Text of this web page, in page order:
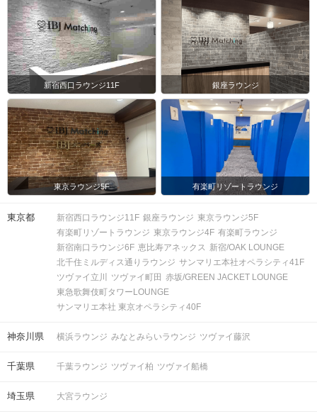
新宿西口ラウンジ11F 銀座ラウンジ
東京ラウンジ5F 有楽町リゾートラウンジ
東京都 新宿西口ラウンジ11F 銀座ラウンジ 東京ラウンジ5F
有楽町リゾートラウンジ 東京ラウンジ4F 有楽町ラウンジ
新宿南口ラウンジ6F 恵比寿アネックス 新宿/OAK LOUNGE
北千住ミルディス通りラウンジ サンマリエ本社オペラシティ41F
ツヴァイ立川
ツヴァイ町田 赤坂/GREEN JACKET LOUNGE
東急歌舞伎町タワーLOUNGE
サンマリエ本社 東京オペラシティ40F
神奈川県 横浜ラウンジ みなとみらいラウンジ ツヴァイ藤沢
千葉県 千葉ラウンジ ツヴァイ柏 ツヴァイ船橋
埼玉県 大宮ラウンジ